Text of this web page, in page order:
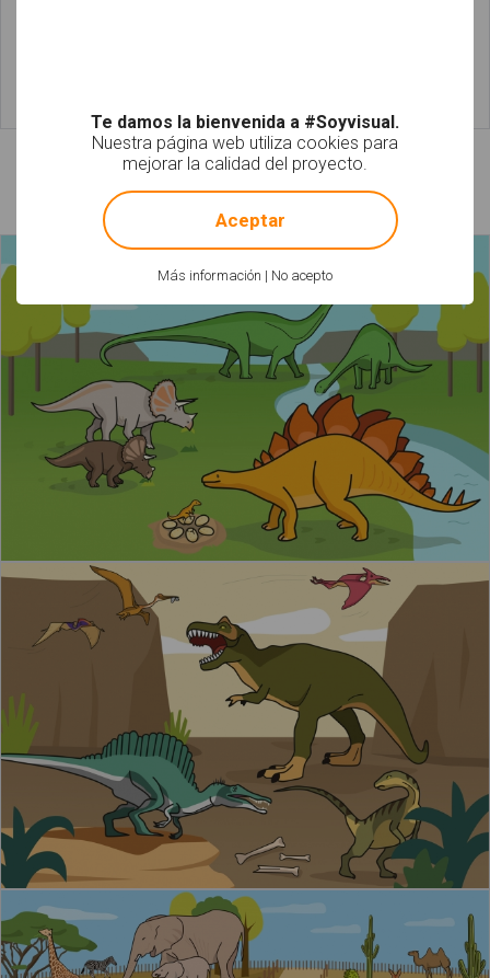
Leer más Leer más
Láminas relacionadas
Te damos la bienvenida a #Soyvisual.
Nuestra página web utiliza cookies para
mejorar la calidad del proyecto.
Más información | No acepto
! Not valid!
Aceptar